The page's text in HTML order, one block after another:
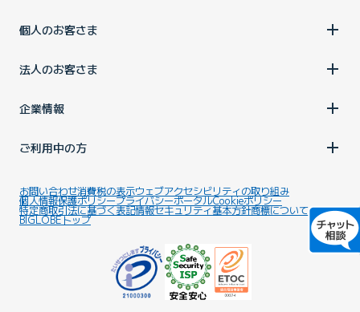
個人のお客さま
法人のお客さま
企業情報
ご利用中の方
お問い合わせ消費税の表示ウェブアクセシビリティの取り組み
個人情報保護ポリシープライバシーポータルCookieポリシー
特定商取引法に基づく表記情報セキュリティ基本方針商標について
BIGLOBEトップ